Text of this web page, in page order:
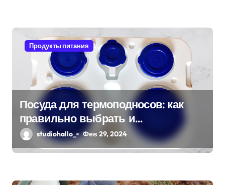
с
Продукты питания
Посуда для термоподносов: как
правильно выбрать и
использовать
studiohallo_ Фев 29, 2024